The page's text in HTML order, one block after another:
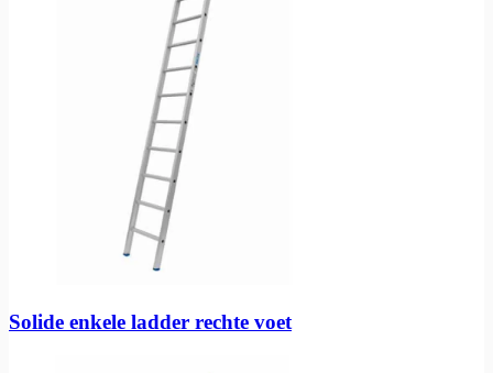
Solide enkele ladder rechte voet